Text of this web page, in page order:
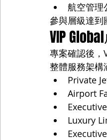
航空管理
參與層級達到
VIP
專案確認後，
整體服務架構
Private
Airport
Luxury